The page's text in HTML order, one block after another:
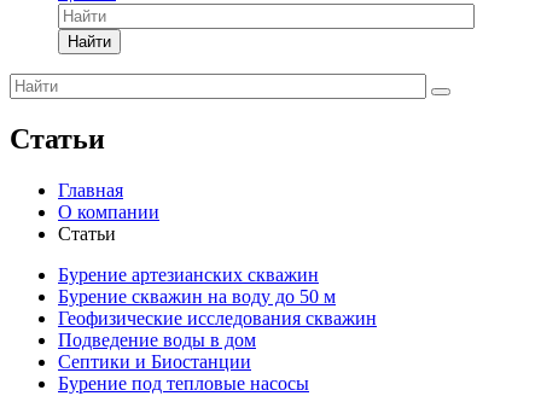
Найти
Статьи
Главная
О компании
Статьи
Бурение артезианских скважин
Бурение скважин на воду до 50 м
Геофизические исследования скважин
Подведение воды в дом
Септики и Биостанции
Бурение под тепловые насосы